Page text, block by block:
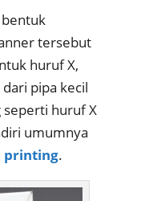
tersebut
huruf X,
pipa kecil
seperti huruf X
umumnya
printing.